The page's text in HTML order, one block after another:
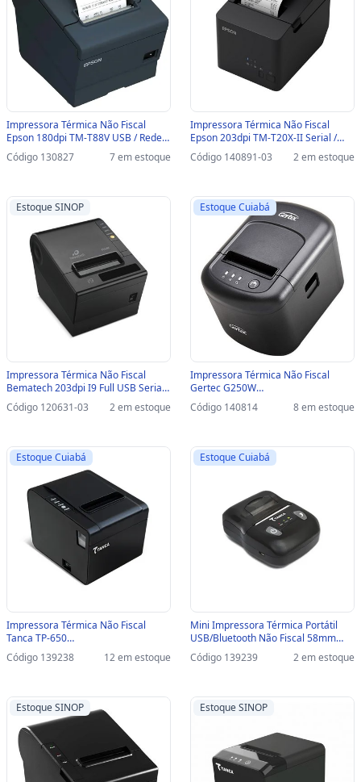
Impressora Térmica Não Fiscal
Epson 180dpi TM-T88V USB / Rede
Ethernet - Com Guilhotina -
C31CA85103
Código 130827 7 em estoque
Impressora Térmica Não Fiscal
Epson 203dpi TM-T20X-II Serial /
USB - Com Guilhotina-SINOP-03 -
C31CL45011
Código 140891-03 2 em estoque
Estoque SINOP
Impressora Térmica Não Fiscal
Bematech 203dpi I9 Full USB Serial
e Ethernet com Guilhotina -
46I9USECKD02 / 46I9USECKD10-
Código 120631-03 2 em estoque
Estoque Cuiabá
Impressora Térmica Não Fiscal
Gertec G250W
USB/SERIAL/ETHERNET/WI-FI Preto -
Com Guilhotina - G250W - 40001174
Código 140814 8 em estoque
Estoque Cuiabá
Impressora Térmica Não Fiscal
Tanca TP-650
USB/SERIAL/ETHERNET Preto - Com
Guilhotina - TP-620
Código 139238 12 em estoque
Estoque Cuiabá
Mini Impressora Térmica Portátil
USB/Bluetooth Não Fiscal 58mm
Tanca - TMP-500 - TMP-500
Código 139239 2 em estoque
Estoque SINOP Estoque SINOP